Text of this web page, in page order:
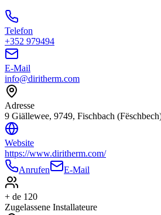
Telefon
+352 979494
E-Mail
info@diritherm.com
Adresse
9 Giällewee, 9749, Fischbach
Website
https://www.diritherm.com/
Anrufen
E-Mail
+ de 120
Zugelassene Installateure